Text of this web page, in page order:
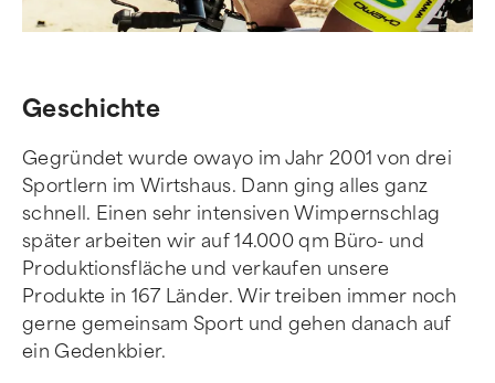
Geschichte
Gegründet wurde owayo im Jahr 2001 von drei
Sportlern im Wirtshaus. Dann ging alles ganz
schnell. Einen sehr intensiven Wimpernschlag
später arbeiten wir auf 14.000 qm Büro- und
Produktionsfläche und verkaufen unsere
Produkte in 167 Länder. Wir treiben immer noch
gerne gemeinsam Sport und gehen danach auf
ein Gedenkbier.